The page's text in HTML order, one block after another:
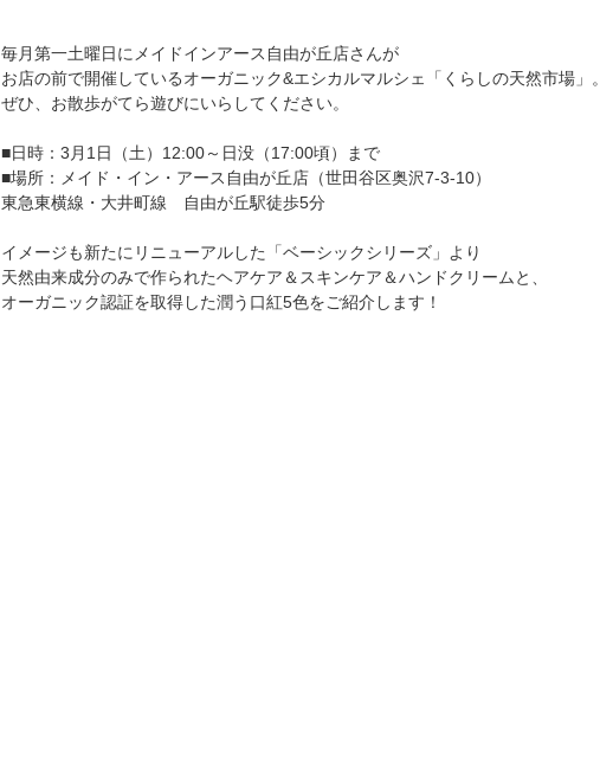
毎月第一土曜日にメイドインアース自由が丘店さんが
お店の前で開催しているオーガニック&エシカルマルシェ「くらしの天然市場」。
ぜひ、お散歩がてら遊びにいらしてください。
■日時：3月1日（土）12:00～日没（17:00頃）まで
■場所：メイド・イン・アース自由が丘店（世田谷区奥沢7-3-10）
東急東横線・大井町線 自由が丘駅徒歩5分
イメージも新たにリニューアルした「ベーシックシリーズ」より
天然由来成分のみで作られたヘアケア＆スキンケア＆ハンドクリームと、
オーガニック認証を取得した潤う口紅5色をご紹介します！